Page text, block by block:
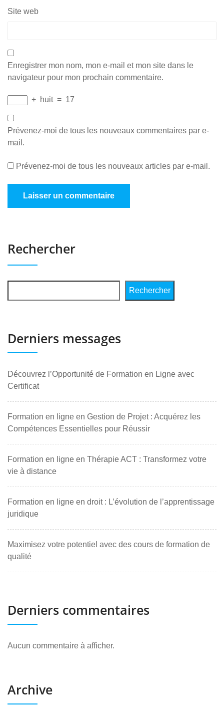
Site web
Enregistrer mon nom, mon e-mail et mon site dans le
navigateur pour mon prochain commentaire.
+ huit = 17
Prévenez-moi de tous les nouveaux commentaires par e-
mail.
Prévenez-moi de tous les nouveaux articles par e-mail.
Rechercher
Rechercher
Derniers messages
Découvrez l’Opportunité de Formation en Ligne avec
Certificat
Formation en ligne en Gestion de Projet : Acquérez les
Compétences Essentielles pour Réussir
Formation en ligne en Thérapie ACT : Transformez votre
vie à distance
Formation en ligne en droit : L’évolution de l’apprentissage
juridique
Maximisez votre potentiel avec des cours de formation de
qualité
Derniers commentaires
Aucun commentaire à afficher.
Archive